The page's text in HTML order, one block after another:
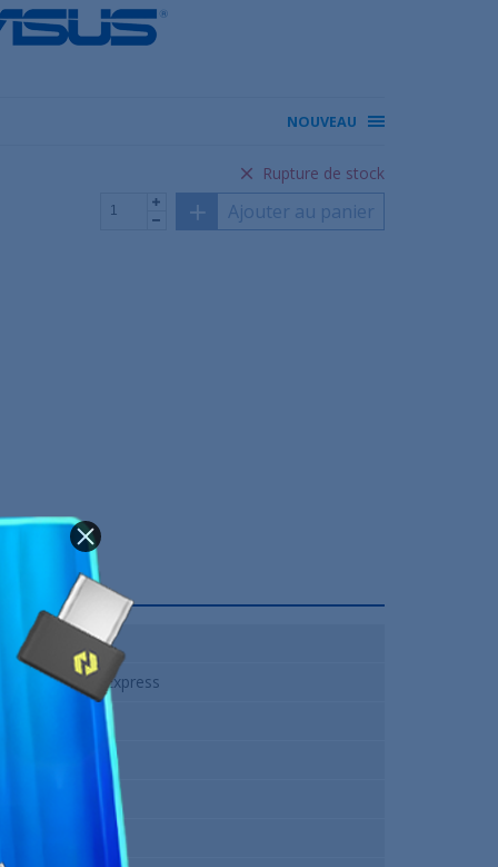
NOUVEAU
Rupture de stock
Ajouter au panier
Intel 1700
Intel B760 Express